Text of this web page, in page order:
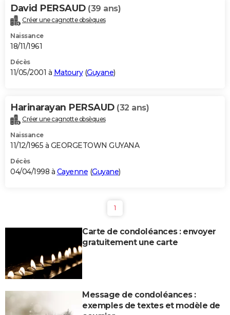
David PERSAUD (39 ans)
Créer une cagnotte obsèques
Naissance
18/11/1961
Décès
11/05/2001 à Matoury(Guyane)
Harinarayan PERSAUD (32 ans)
Créer une cagnotte obsèques
Naissance
11/12/1965 à GEORGETOWN GUYANA
Décès
04/04/1998 à Cayenne (Guyane)
1
Carte de condoléances : envoyer
gratuitement une carte
Message de condoléances :
exemples de textes et modèle de